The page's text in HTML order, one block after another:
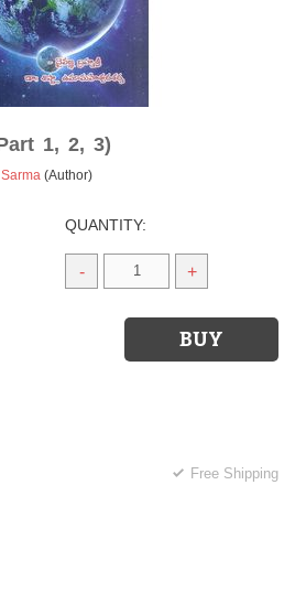
1, 2, 3)
(Author)
QUANTITY:
- +
Free Shipping